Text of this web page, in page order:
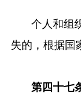
个人和组
失的，根据国
第四十七